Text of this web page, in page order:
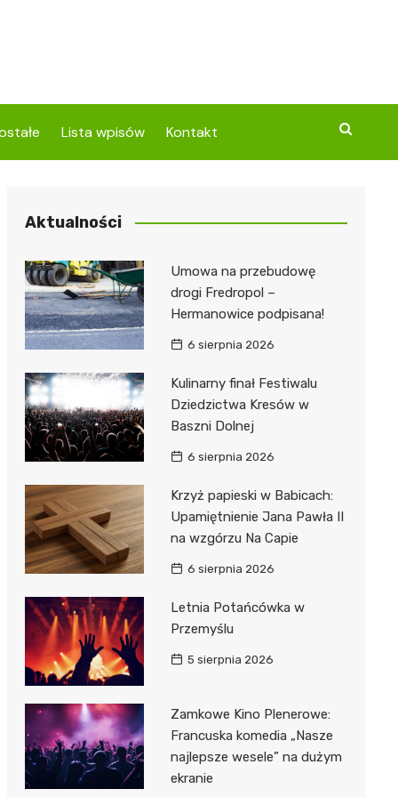
Lista wpisów Kontakt
Aktualności
Umowa na przebudowę
drogi Fredropol –
Hermanowice podpisana!
6 sierpnia 2026
Kulinarny finał Festiwalu
Dziedzictwa Kresów w
Baszni Dolnej
6 sierpnia 2026
Krzyż papieski w Babicach:
Upamiętnienie Jana Pawła II
na wzgórzu Na Capie
6 sierpnia 2026
Letnia Potańcówka w
Przemyślu
5 sierpnia 2026
Zamkowe Kino Plenerowe:
Francuska komedia „Nasze
najlepsze wesele” na dużym
ekranie